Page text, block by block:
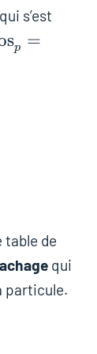
s’est
(1, 3, -1)
p =
table de
qui
particule.